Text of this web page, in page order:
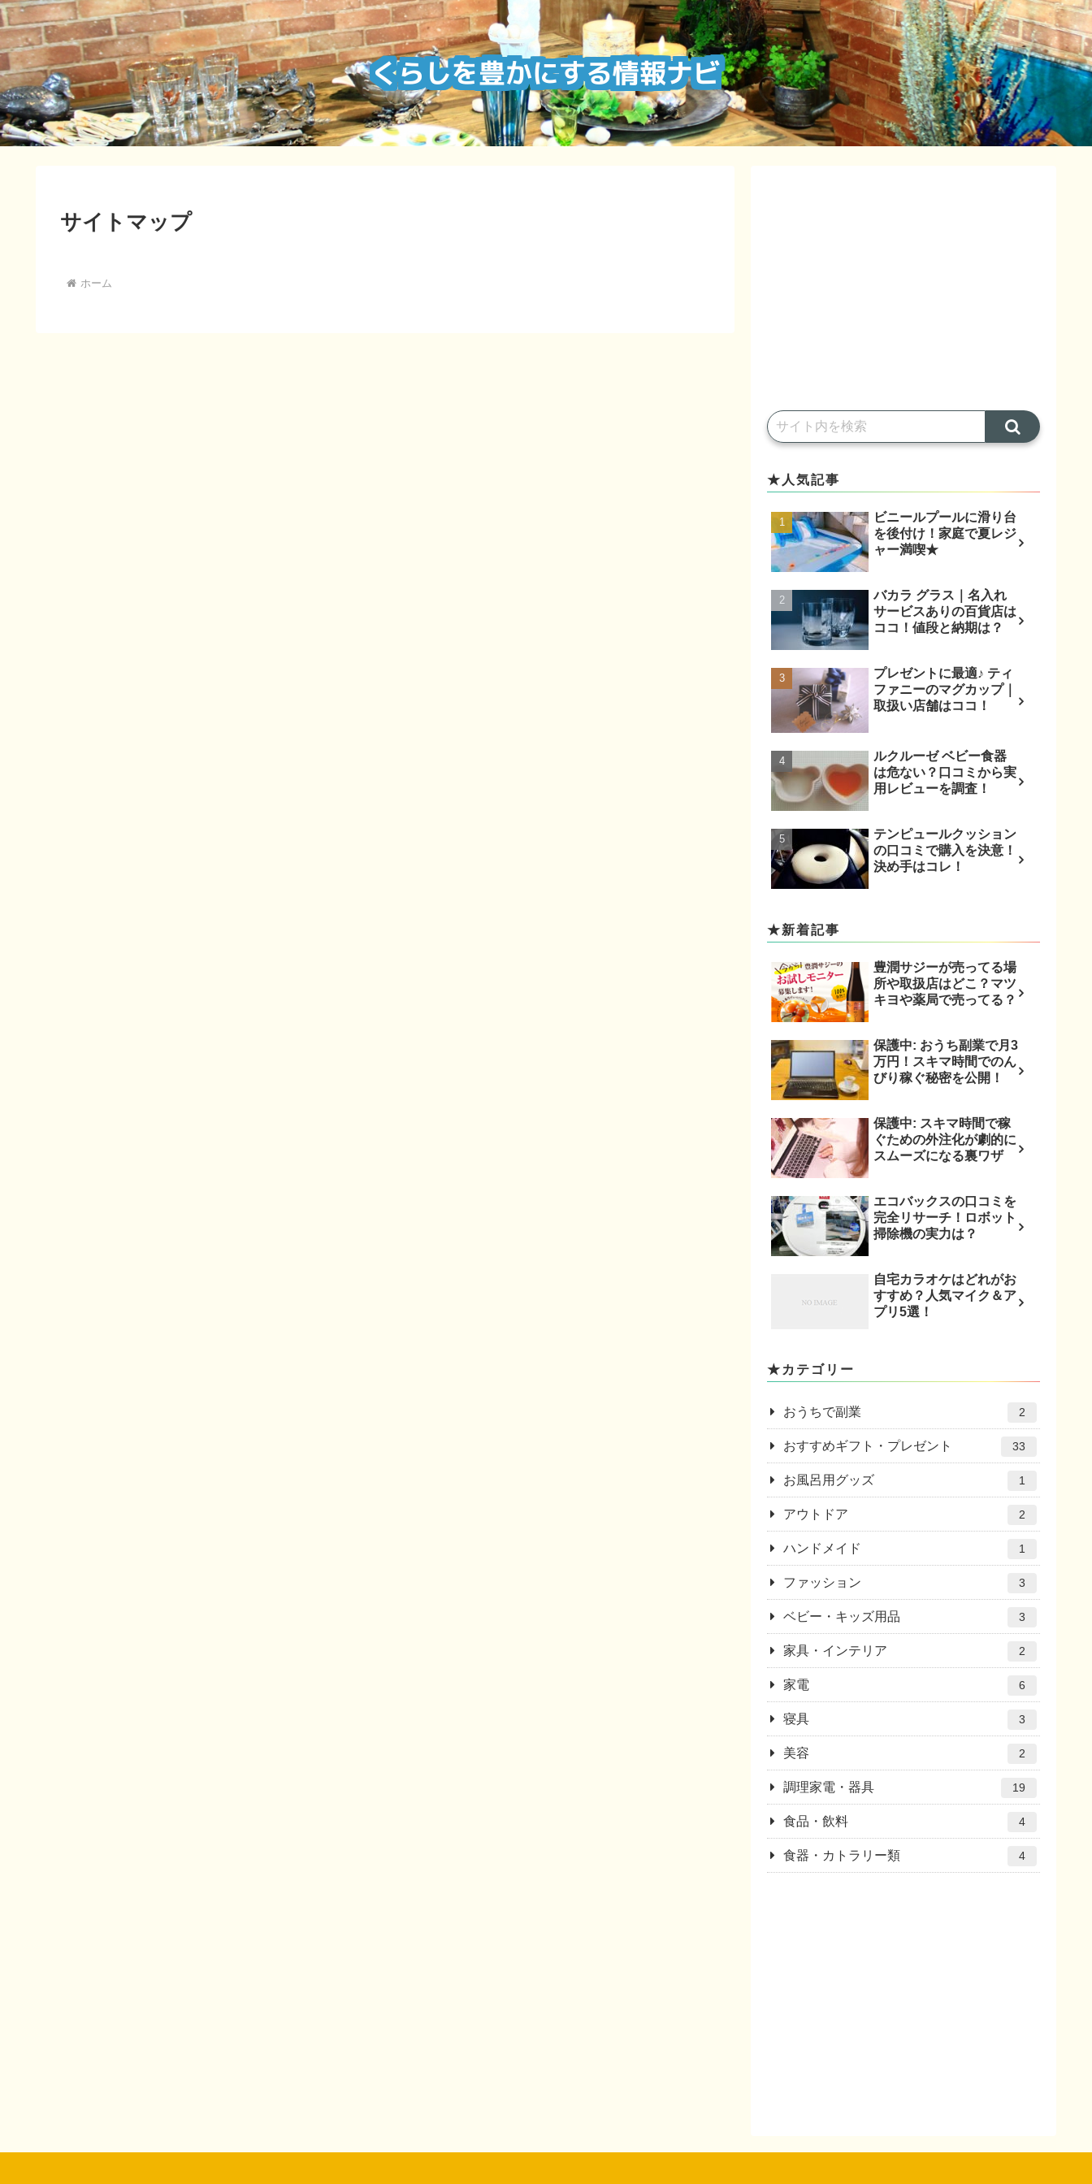
サイトマップ
ホーム
★人気記事
ビニールプールに滑り台
を後付け！家庭で夏レジ
ャー満喫★
バカラ グラス｜名入れ
サービスありの百貨店は
ココ！値段と納期は？
プレゼントに最適♪ ティ
ファニーのマグカップ｜
取扱い店舗はココ！
ルクルーゼ ベビー食器
は危ない？口コミから実
用レビューを調査！
テンピュールクッション
の口コミで購入を決意！
決め手はコレ！
★新着記事
豊潤サジーが売ってる場
所や取扱店はどこ？マツ
キヨや薬局で売ってる？
保護中: おうち副業で月3
万円！スキマ時間でのん
びり稼ぐ秘密を公開！
保護中: スキマ時間で稼
ぐための外注化が劇的に
スムーズになる裏ワザ
エコバックスの口コミを
完全リサーチ！ロボット
掃除機の実力は？
自宅カラオケはどれがお
すすめ？人気マイク＆ア
プリ5選！
★カテゴリー
おうちで副業 2
おすすめギフト・プレゼント 33
お風呂用グッズ 1
アウトドア 2
ハンドメイド 1
ファッション 3
ベビー・キッズ用品 3
家具・インテリア 2
家電 6
寝具 3
美容 2
調理家電・器具 19
食品・飲料 4
食器・カトラリー類 4